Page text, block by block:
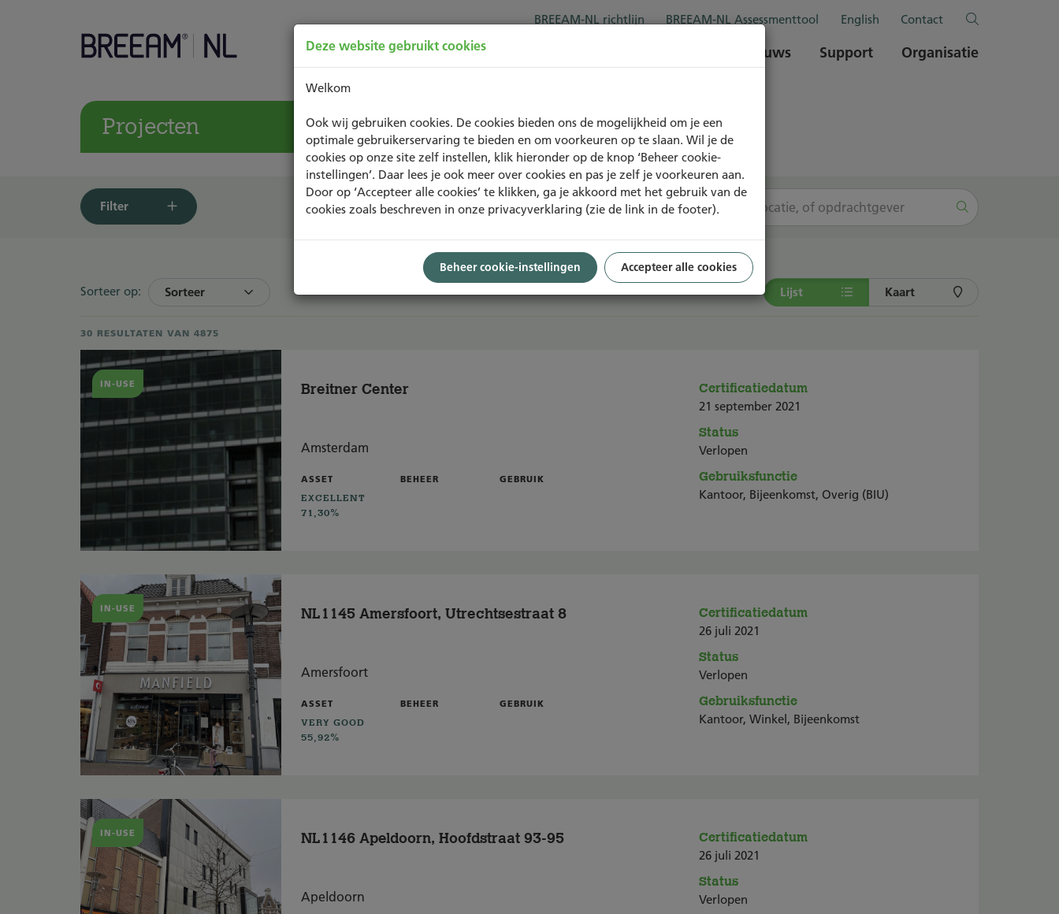
BREEAM-NL richtlijn BREEAM-NL Assessmenttool English Contact
Over BREEAM-NL Nieuws Support Organisatie
Projecten
Filter
Sorteer op: Sorteer Lijst Kaart
30 RESULTATEN VAN 4875
IN-USE Breitner Center
Amsterdam
ASSET
EXCELLENT
71,30%
BEHEER GEBRUIK
Certificatiedatum
21 september 2021
Status
Verlopen
Gebruiksfunctie
Kantoor, Bijeenkomst, Overig (BIU)
IN-USE NL1145 Amersfoort, Utrechtsestraat 8
Amersfoort
ASSET
VERY GOOD
55,92%
BEHEER GEBRUIK
Certificatiedatum
26 juli 2021
Status
Verlopen
Gebruiksfunctie
Kantoor, Winkel, Bijeenkomst
IN-USE NL1146 Apeldoorn, Hoofdstraat 93-95
Apeldoorn
Certificatiedatum
26 juli 2021
Status
Verlopen
Deze website gebruikt cookies
Welkom
Ook wij gebruiken cookies. De cookies bieden ons de mogelijkheid om je een
optimale gebruikerservaring te bieden en om voorkeuren op te slaan. Wil je de
cookies op onze site zelf instellen, klik hieronder op de knop ‘Beheer cookie-
instellingen’. Daar lees je ook meer over cookies en pas je zelf je voorkeuren aan.
Door op ‘Accepteer alle cookies’ te klikken, ga je akkoord met het gebruik van de
cookies zoals beschreven in onze privacyverklaring (zie de link in de footer).
Beheer cookie-instellingen Accepteer alle cookies